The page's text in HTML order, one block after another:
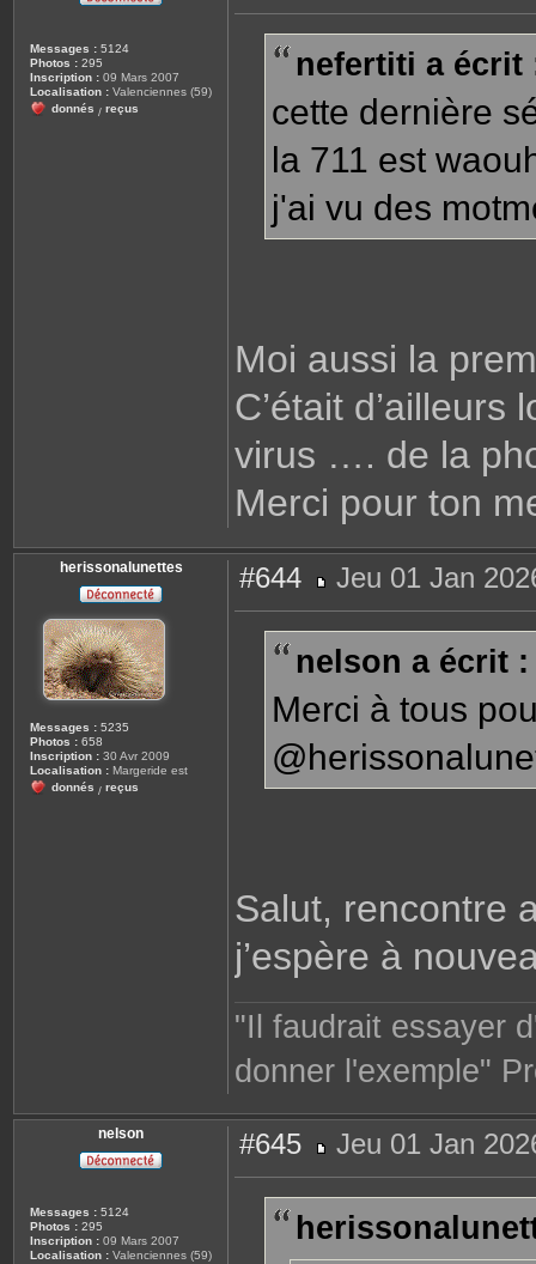
Messages : 5124
Photos : 295
Inscription : 09 Mars 2007
Localisation : Valenciennes (59)
donnés / reçus
e
g
nefertiti a écrit
cette dernière
la 711 est
j'ai vu des
Moi aussi la
C’était d’ailleurs
virus …. de la
Merci pour ton
herissonalunettes
Messages : 5235
Photos : 658
Inscription : 30 Avr 2009
Localisation : Margeride est
donnés / reçus
#644
e
g
Jeu 01 Jan
nelson a écrit :
Merci à tous
Salut, rencontre
j’espère à
"Il faudrait essayer
donner l'exemple"
nelson
Messages : 5124
Photos : 295
Inscription : 09 Mars 2007
Localisation : Valenciennes (59)
#645
e
g
Jeu 01 Jan